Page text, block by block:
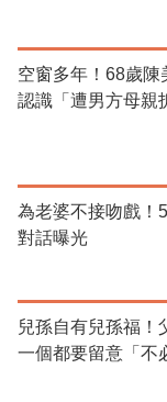
空窗多年！68歲
認識「遭男方母親
為老婆不接吻戲！
對話曝光
兒孫自有兒孫福
一個都要留意「不